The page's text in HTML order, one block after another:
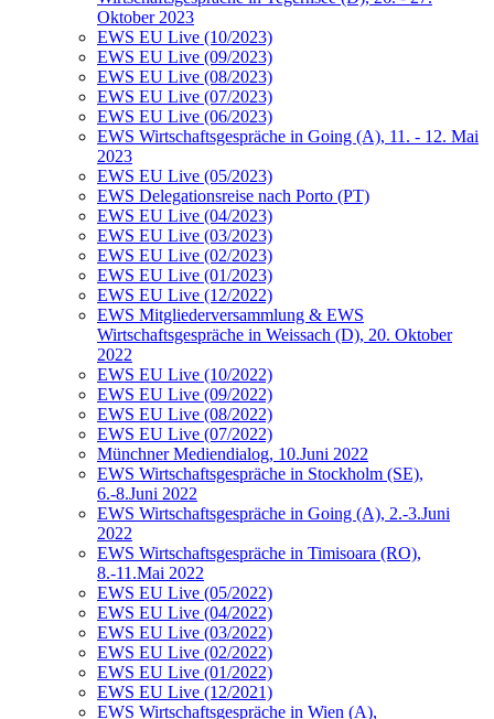
Oktober 2023
EWS EU Live (10/2023)
EWS EU Live (09/2023)
EWS EU Live (08/2023)
EWS EU Live (07/2023)
EWS EU Live (06/2023)
EWS Wirtschaftsgespräche in Going (A), 11. - 12. Mai
2023
EWS EU Live (05/2023)
EWS Delegationsreise nach Porto (PT)
EWS EU Live (04/2023)
EWS EU Live (03/2023)
EWS EU Live (02/2023)
EWS EU Live (01/2023)
EWS EU Live (12/2022)
EWS Mitgliederversammlung & EWS
Wirtschaftsgespräche in Weissach (D), 20. Oktober
2022
EWS EU Live (10/2022)
EWS EU Live (09/2022)
EWS EU Live (08/2022)
EWS EU Live (07/2022)
Münchner Mediendialog, 10.Juni 2022
EWS Wirtschaftsgespräche in Stockholm (SE),
6.-8.Juni 2022
EWS Wirtschaftsgespräche in Going (A), 2.-3.Juni
2022
EWS Wirtschaftsgespräche in Timisoara (RO),
8.-11.Mai 2022
EWS EU Live (05/2022)
EWS EU Live (04/2022)
EWS EU Live (03/2022)
EWS EU Live (02/2022)
EWS EU Live (01/2022)
EWS EU Live (12/2021)
EWS Wirtschaftsgespräche in Wien (A),